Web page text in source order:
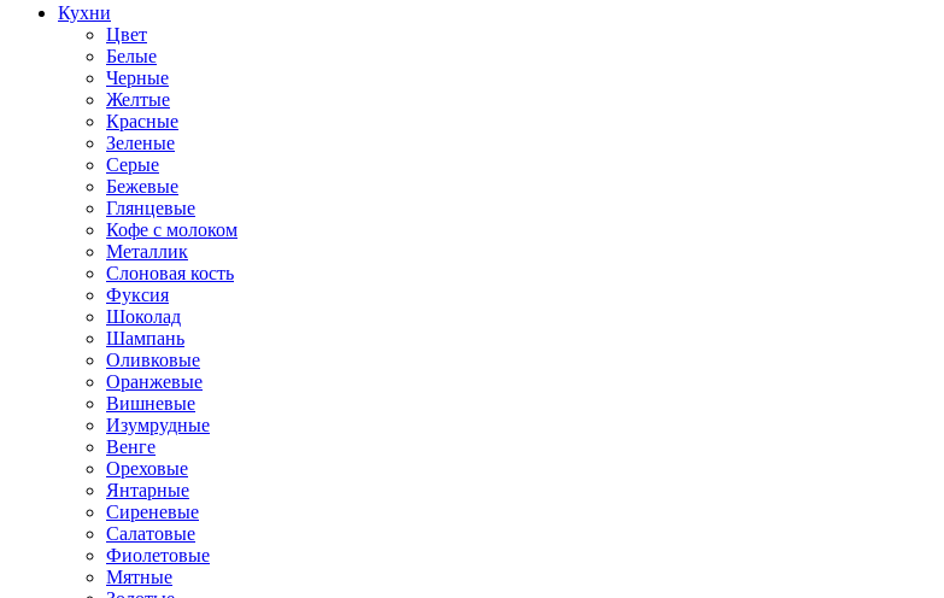
Кухни
Цвет
Белые
Черные
Желтые
Красные
Зеленые
Серые
Бежевые
Глянцевые
Кофе с молоком
Металлик
Слоновая кость
Фуксия
Шоколад
Шампань
Оливковые
Оранжевые
Вишневые
Изумрудные
Венге
Ореховые
Янтарные
Сиреневые
Салатовые
Фиолетовые
Мятные